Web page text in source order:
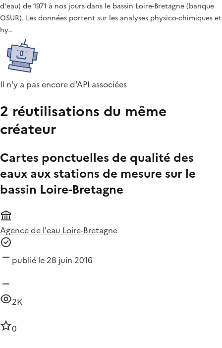
d'eau) de 1971 à nos jours dans le bassin Loire-Bretagne (banque
OSUR). Les données portent sur les analyses physico-chimiques et
hy…
Il n'y a pas encore d'API associées
2 réutilisations du même
créateur
Cartes ponctuelles de qualité des
eaux aux stations de mesure sur le
bassin Loire-Bretagne
Agence de l'eau Loire-Bretagne
publié le 28 juin 2016
2K
0